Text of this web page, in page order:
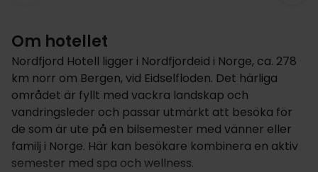
Om hotellet
Nordfjord Hotell ligger i Nordfjordeid i Norge, ca. 278
km norr om Bergen, vid Eidselfloden. Det härliga
området är fyllt med vackra landskap och
vandringsleder och passar utmärkt att besöka för
de som är ute på en bilsemester med vänner eller
familj i Norge. Här kan besökare kombinera en aktiv
semester med spa och wellness.